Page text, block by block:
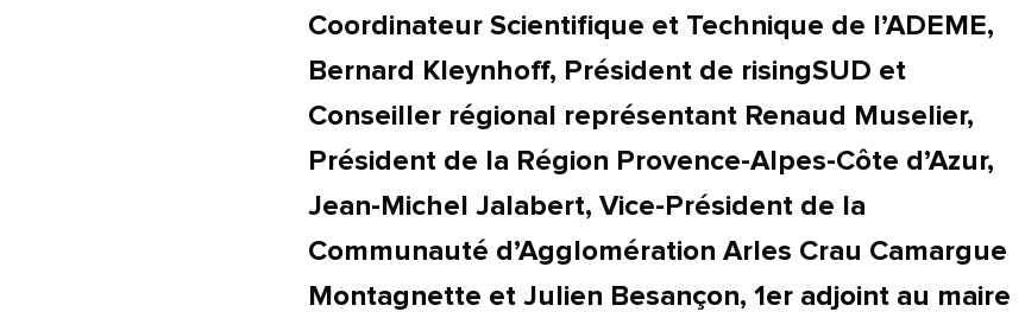
Coordinateur Scientifique et Technique de l’ADEME,
Bernard Kleynhoff, Président de risingSUD et
Conseiller régional représentant Renaud Muselier,
Président de la Région Provence-Alpes-Côte d’Azur,
Jean-Michel Jalabert, Vice-Président de la
Communauté d’Agglomération Arles Crau Camargue
Montagnette et Julien Besançon, 1er adjoint au maire